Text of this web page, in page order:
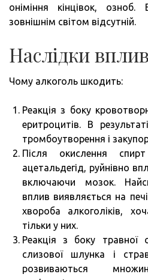
оніміння кінцівок, озноб.
зовнішнім світом відсутній.
Наслідки
Чому алкоголь шкодить:
Реакція з боку
еритроцитів. В
тромбоутворення і
Після окислення
ацетальдегід, руйнівно
включаючи мозок.
вплив виявляється на
хвороба алкоголіків,
тільки у них.
Реакція з боку травної
слизової шлунка і
розвиваються